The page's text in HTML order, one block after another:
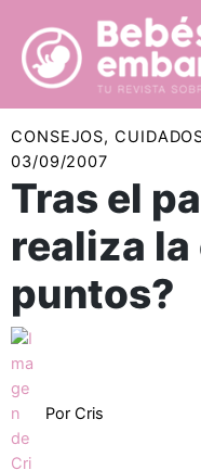
contenido
CONSEJOS,
03/09/2007
Tras el
realiza la
puntos?
Por Cris